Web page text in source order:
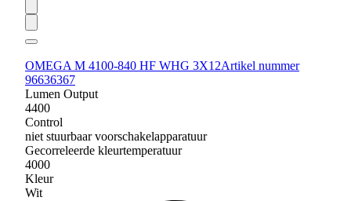
OMEGA M 4100-840 HF WHG 3X12Artikel nummer
96636367
Lumen Output
4400
Control
niet stuurbaar voorschakelapparatuur
Gecorreleerde kleurtemperatuur
4000
Kleur
Wit